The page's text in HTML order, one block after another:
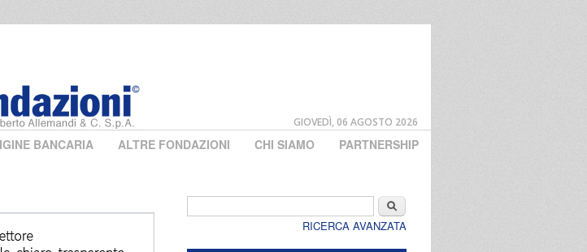
GIOVEDÌ, 06 AGOSTO 2026
BANCARIA ALTRE FONDAZIONI CHI SIAMO PARTNERSHIP
Cerca
RICERCA AVANZATA